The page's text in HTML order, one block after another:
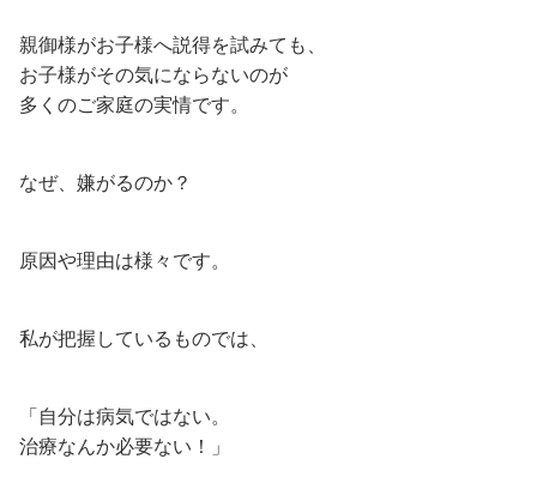
親御様がお子様へ説得を試みても、
お子様がその気にならないのが
多くのご家庭の実情です。
なぜ、嫌がるのか？
原因や理由は様々です。
私が把握しているものでは、
「自分は病気ではない。
治療なんか必要ない！」